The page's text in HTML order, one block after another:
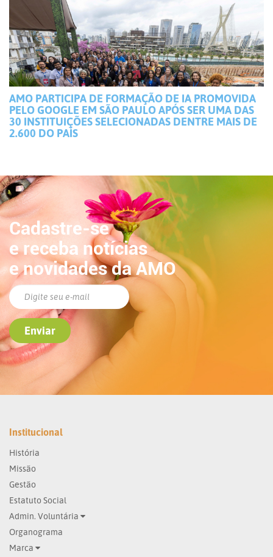
AMO PARTICIPA DE FORMAÇÃO DE IA PROMOVIDA
PELO GOOGLE EM SÃO PAULO APÓS SER UMA DAS
30 INSTITUIÇÕES SELECIONADAS DENTRE MAIS DE
2.600 DO PAÍS
Cadastre-se
e receba notícias
e novidades da AMO
Institucional
História
Missão
Gestão
Estatuto Social
Admin. Voluntária
Organograma
Marca